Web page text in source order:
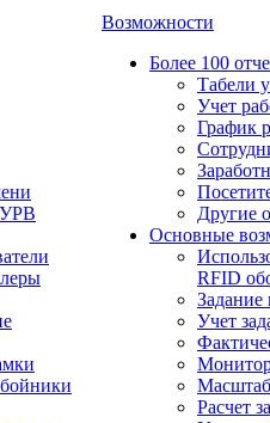
УРВ
Возможности
Более 100
Табели
Учет
График
Другие
Основные
RFID
Задание
Учет
Расчет